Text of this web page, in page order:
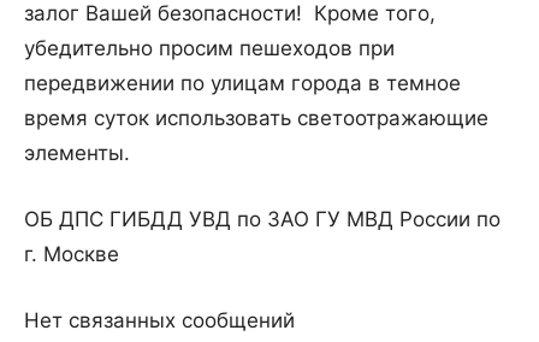
залог Вашей безопасности! Кроме того,
убедительно просим пешеходов при
передвижении по улицам города в темное
время суток использовать светоотражающие
элементы.
ОБ ДПС ГИБДД УВД по ЗАО ГУ МВД России по
г. Москве
Нет связанных сообщений